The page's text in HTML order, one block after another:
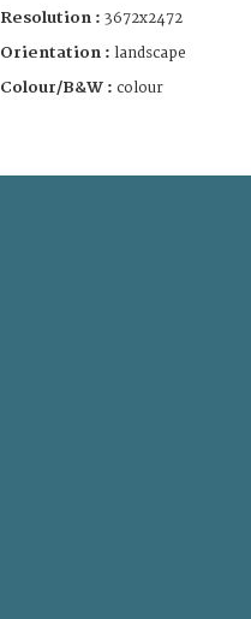
Resolution : 3672x2472
Orientation : landscape
Colour/B&W : colour